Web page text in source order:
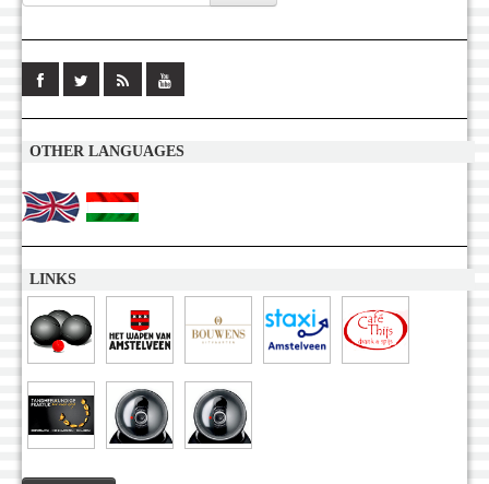
OTHER LANGUAGES
LINKS